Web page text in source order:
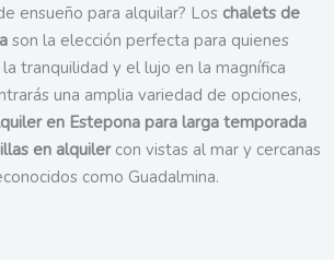
ensueño para alquilar? Los chalets de
son la elección perfecta para quienes
tranquilidad y el lujo en la magnífica
una amplia variedad de opciones,
en Estepona para larga temporada
en alquilercon vistas al mar y cercanas
como Guadalmina.